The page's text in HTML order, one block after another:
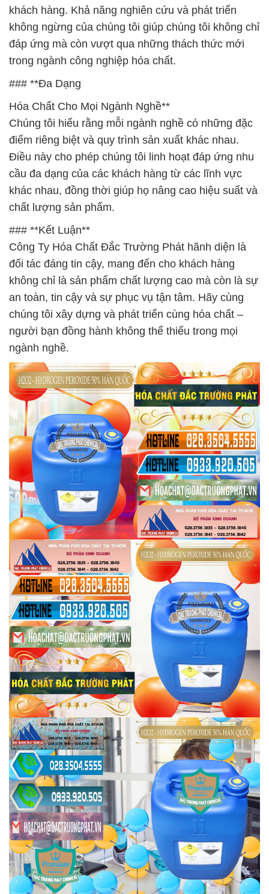
khách hàng. Khả năng nghiên cứu và phát triển
không ngừng của chúng tôi giúp chúng tôi không chỉ
đáp ứng mà còn vượt qua những thách thức mới
trong ngành công nghiệp hóa chất.
### **Đa Dạng
Hóa Chất Cho Mọi Ngành Nghề**
Chúng tôi hiểu rằng mỗi ngành nghề có những đặc
điểm riêng biệt và quy trình sản xuất khác nhau.
Điều này cho phép chúng tôi linh hoạt đáp ứng nhu
cầu đa dạng của các khách hàng từ các lĩnh vực
khác nhau, đồng thời giúp họ nâng cao hiệu suất và
chất lượng sản phẩm.
### **Kết Luận**
Công Ty Hóa Chất Đắc Trường Phát hãnh diện là
đối tác đáng tin cậy, mang đến cho khách hàng
không chỉ là sản phẩm chất lượng cao mà còn là sự
an toàn, tin cậy và sự phục vụ tận tâm. Hãy cùng
chúng tôi xây dựng và phát triển cùng hóa chất –
người bạn đồng hành không thể thiếu trong mọi
ngành nghề.